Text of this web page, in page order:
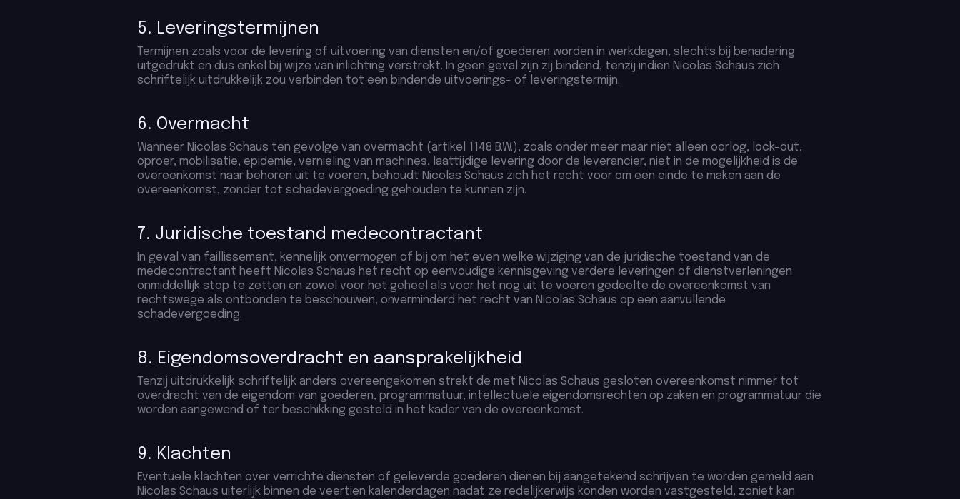
5. Leveringstermijnen
Termijnen zoals voor de levering of uitvoering van diensten en/of goederen worden in werkdagen, slechts bij benadering
uitgedrukt en dus enkel bij wijze van inlichting verstrekt. In geen geval zijn zij bindend, tenzij indien Nicolas Schaus zich
schriftelijk uitdrukkelijk zou verbinden tot een bindende uitvoerings- of leveringstermijn.
6. Overmacht
Wanneer Nicolas Schaus ten gevolge van overmacht (artikel 1148 B.W.), zoals onder meer maar niet alleen oorlog, lock-out,
oproer, mobilisatie, epidemie, vernieling van machines, laattijdige levering door de leverancier, niet in de mogelijkheid is de
overeenkomst naar behoren uit te voeren, behoudt Nicolas Schaus zich het recht voor om een einde te maken aan de
overeenkomst, zonder tot schadevergoeding gehouden te kunnen zijn.
7. Juridische toestand medecontractant
In geval van faillissement, kennelijk onvermogen of bij om het even welke wijziging van de juridische toestand van de
medecontractant heeft Nicolas Schaus het recht op eenvoudige kennisgeving verdere leveringen of dienstverleningen
onmiddellijk stop te zetten en zowel voor het geheel als voor het nog uit te voeren gedeelte de overeenkomst van
rechtswege als ontbonden te beschouwen, onverminderd het recht van Nicolas Schaus op een aanvullende
schadevergoeding.
8. Eigendomsoverdracht en aansprakelijkheid
Tenzij uitdrukkelijk schriftelijk anders overeengekomen strekt de met Nicolas Schaus gesloten overeenkomst nimmer tot
overdracht van de eigendom van goederen, programmatuur, intellectuele eigendomsrechten op zaken en programmatuur die
worden aangewend of ter beschikking gesteld in het kader van de overeenkomst.
9. Klachten
Eventuele klachten over verrichte diensten of geleverde goederen dienen bij aangetekend schrijven te worden gemeld aan
Nicolas Schaus uiterlijk binnen de veertien kalenderdagen nadat ze redelijkerwijs konden worden vastgesteld, zoniet kan